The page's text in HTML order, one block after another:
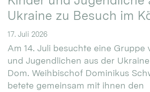
Ukraine zu Besuch im
17. Juli 2026
Am 14. Juli besuchte eine Gruppe
und Jugendlichen aus der
Dom. Weihbischof Dominikus
betete gemeinsam mit ihnen den